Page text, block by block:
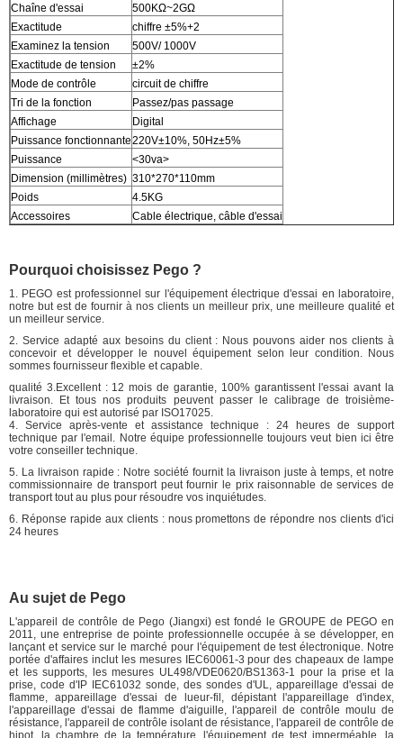
Chaîne d'essai
500KΩ~2GΩ
Exactitude
chiffre ±5%+2
Examinez la tension
500V/ 1000V
Exactitude de tension
±2%
Mode de contrôle
circuit de chiffre
Tri de la fonction
Passez/pas passage
Affichage
Digital
Puissance fonctionnante220V±10%, 50Hz±5%
Puissance
<30va>
Dimension (millimètres) 310*270*110mm
Poids
4.5KG
Accessoires
Cable électrique, câble d'essai
Pourquoi choisissez Pego ?
1. PEGO est professionnel sur l'équipement électrique d'essai en laboratoire,
notre but est de fournir à nos clients un meilleur prix, une meilleure qualité et
un meilleur service.
2. Service adapté aux besoins du client : Nous pouvons aider nos clients à
concevoir et développer le nouvel équipement selon leur condition. Nous
sommes fournisseur flexible et capable.
qualité 3.Excellent : 12 mois de garantie, 100% garantissent l'essai avant la
livraison. Et tous nos produits peuvent passer le calibrage de troisième-
laboratoire qui est autorisé par ISO17025.
4. Service après-vente et assistance technique : 24 heures de support
technique par l'email. Notre équipe professionnelle toujours veut bien ici être
votre conseiller technique.
5. La livraison rapide : Notre société fournit la livraison juste à temps, et notre
commissionnaire de transport peut fournir le prix raisonnable de services de
transport tout au plus pour résoudre vos inquiétudes.
6. Réponse rapide aux clients : nous promettons de répondre nos clients d'ici
24 heures
Au sujet de Pego
L'appareil de contrôle de Pego (Jiangxi) est fondé le GROUPE de PEGO en
2011, une entreprise de pointe professionnelle occupée à se développer, en
lançant et service sur le marché pour l'équipement de test électronique. Notre
portée d'affaires inclut les mesures IEC60061-3 pour des chapeaux de lampe
et les supports, les mesures UL498/VDE0620/BS1363-1 pour la prise et la
prise, code d'IP IEC61032 sonde, des sondes d'UL, appareillage d'essai de
flamme, appareillage d'essai de lueur-fil, dépistant l'appareillage d'index,
l'appareillage d'essai de flamme d'aiguille, l'appareil de contrôle moulu de
résistance, l'appareil de contrôle isolant de résistance, l'appareil de contrôle de
hipot, la chambre de la température, l'équipement de test imperméable, la